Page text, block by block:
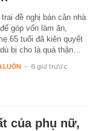
trai đề nghị bán căn nhà
góp vốn làm ăn,
65 tuổi đã kiên quyết
bị cho là quá thận…
LUÔN - 6 giờ trước
của phụ nữ,